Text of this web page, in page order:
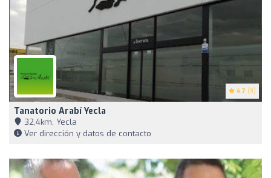
4.7 (3)
Tanatorio Arabí Yecla
32,4km, Yecla
Ver dirección y datos de contacto